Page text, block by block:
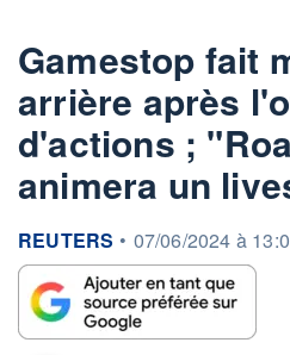
Gamestop fait
arrière après
d'actions ;
animera un
information fournie par
REUTERS • 07/06/2024 à